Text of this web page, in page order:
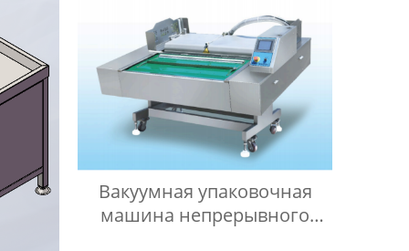
Вакуумная упаковочная
машина непрерывного